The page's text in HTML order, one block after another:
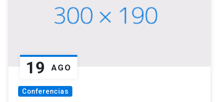
19 AGO
Conferencias